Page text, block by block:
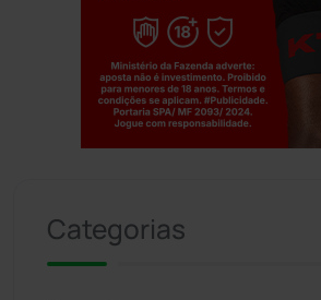
Categorias